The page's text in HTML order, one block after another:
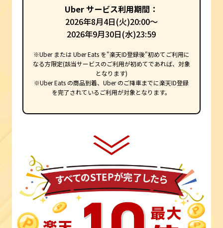
Uber サービス利用期間：
2026年8月4日(火)20:00～
2026年9月30日(水)23:59
※Uber または Uber Eats を"楽天ID登録後"初めてご利用に
なる方限定(該当サービスのご利用が初めてであれば、対象
となります)
※Uber Eats の商品到着、Uber のご降車までに楽天ID登録
を完了されているご利用が対象となります。